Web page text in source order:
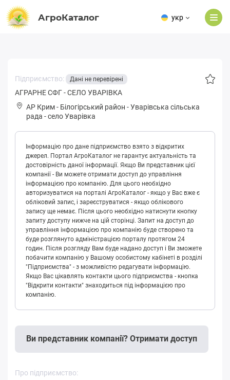
АгроКаталог укр
Підприємство: Дані не перевірені
АГРАРНЕ СФГ - СЕЛО УВАРІВКА
АР Крим- Білогірський район -Уварівська сільська
рада -село Уварівка
Інформацію про дане підприємство взято з відкритих
джерел. Портал АгроКаталог не гарантує актуальність та
достовірність даної інформації. Якщо Ви представник цієї
компанії - Ви можете отримати доступ до управління
інформацією про компанію. Для цього необхідно
авторизуватися на порталі АгроКаталог - якщо у Вас вже є
обліковий запис, і зареєструватися - якщо облікового
запису ще немає. Після цього необхідно натиснути кнопку
запиту доступу нижче на цій сторінці. Запит на доступ до
управління інформацією про компанію буде створено та
буде розглянуто адміністрацією порталу протягом 24
годин. Після розгляду Вам буде надано доступ і Ви зможете
побачити компанію у Вашому особистому кабінеті в розділі
"Підприємства" - з можливістю редагувати інформацію.
Якщо Вас цікавлять контакти цього підприємства - кнопка
"Відкрити контакти" знаходиться під інформацією про
компанію.
Ви представник компанії? Отримати доступ
Про підприємство: